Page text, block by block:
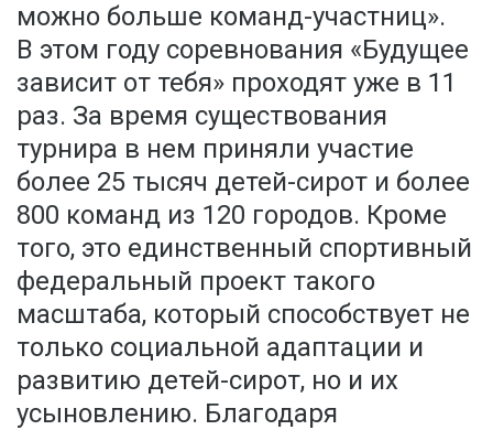
можно больше команд-участниц».
В этом году соревнования «Будущее
зависит от тебя» проходят уже в 11
раз. За время существования
турнира в нем приняли участие
более 25 тысяч детей-сирот и более
800 команд из 120 городов. Кроме
того, это единственный спортивный
федеральный проект такого
масштаба, который способствует не
только социальной адаптации и
развитию детей-сирот, но и их
усыновлению. Благодаря